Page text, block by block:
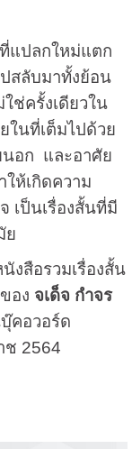
ที่แปลกใหม่แตก
สลับมาทั้งย้อน
ช่ครั้งเดียวใน
ในที่เต็มไปด้วย
นอก และอาศัย
ห้เกิดความ
เป็นเรื่องสั้นที่มี
ย
งสือรวมเรื่องสั้น
ของ จเด็จ กำจร
คอวอร์ด
ช 2564